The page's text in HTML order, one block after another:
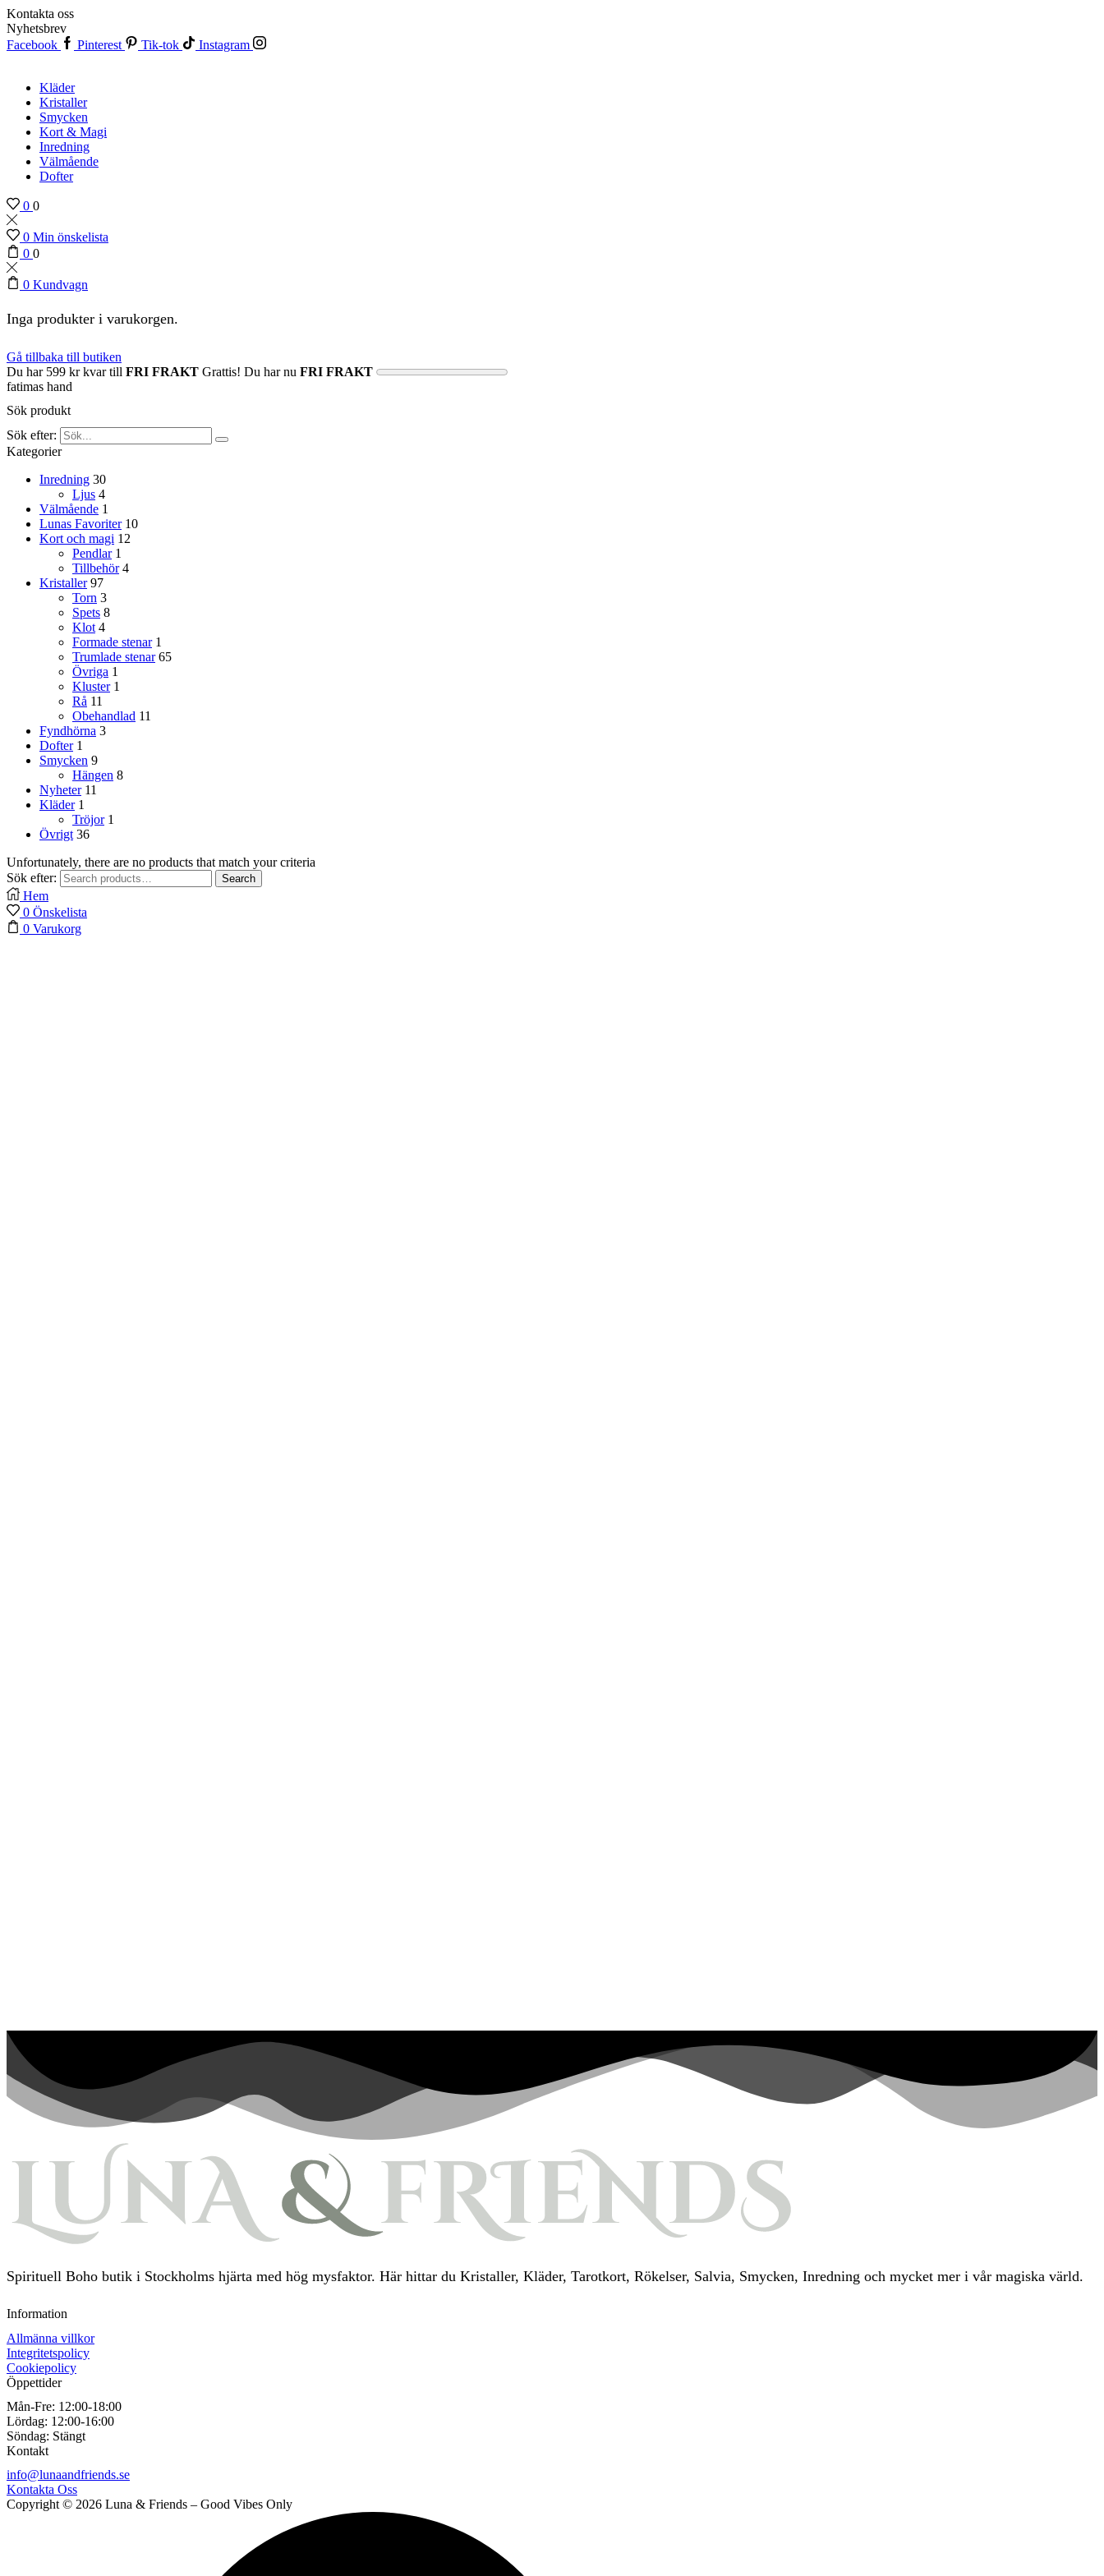
Kontakta oss
Nyhetsbrev
Facebook
Pinterest Tik-tok Instagram
Kläder
Kristaller
Smycken
Kort & Magi
Inredning
Välmående
Dofter
0 0
0 Min önskelista
0 0
0 Kundvagn
Inga produkter i varukorgen.
Gå tillbaka till butiken
Du har 599 krkvar till FRI FRAKT Grattis! Du har nu FRI FRAKT
fatimas hand
Sök produkt
Sök efter:
Kategorier
Inredning 30
Ljus 4
Välmående 1
Lunas Favoriter 10
Kort och magi 12
Pendlar 1
Tillbehör 4
Kristaller 97
Torn 3
Spets 8
Klot 4
Formade stenar 1
Trumlade stenar 65
Övriga 1
Kluster 1
Rå 11
Obehandlad 11
Fyndhörna 3
Dofter 1
Smycken 9
Hängen 8
Nyheter 11
Kläder 1
Tröjor 1
Övrigt 36
Unfortunately, there are no products that match your criteria
Sök efter:
Search
Hem
0 Önskelista
0 Varukorg
Spirituell Boho butik i Stockholms hjärta med hög mysfaktor. Här hittar du Kristaller, Kläder, Tarotkort, Rökelser, Salvia, Smycken, Inredning och mycket mer i vår magiska värld.
Information
Allmänna villkor
Integritetspolicy
Cookiepolicy
Öppettider
Mån-Fre: 12:00-18:00
Lördag: 12:00-16:00
Söndag: Stängt
Kontakt
info@lunaandfriends.se
Kontakta Oss
Copyright © 2026 Luna & Friends – Good Vibes Only